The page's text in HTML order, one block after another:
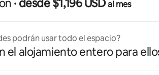
· desde $1,196 USDal mes
podrán usar todo el espacio?
el alojamiento entero para